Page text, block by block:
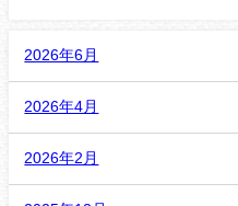
2026年6月
2026年4月
2026年2月